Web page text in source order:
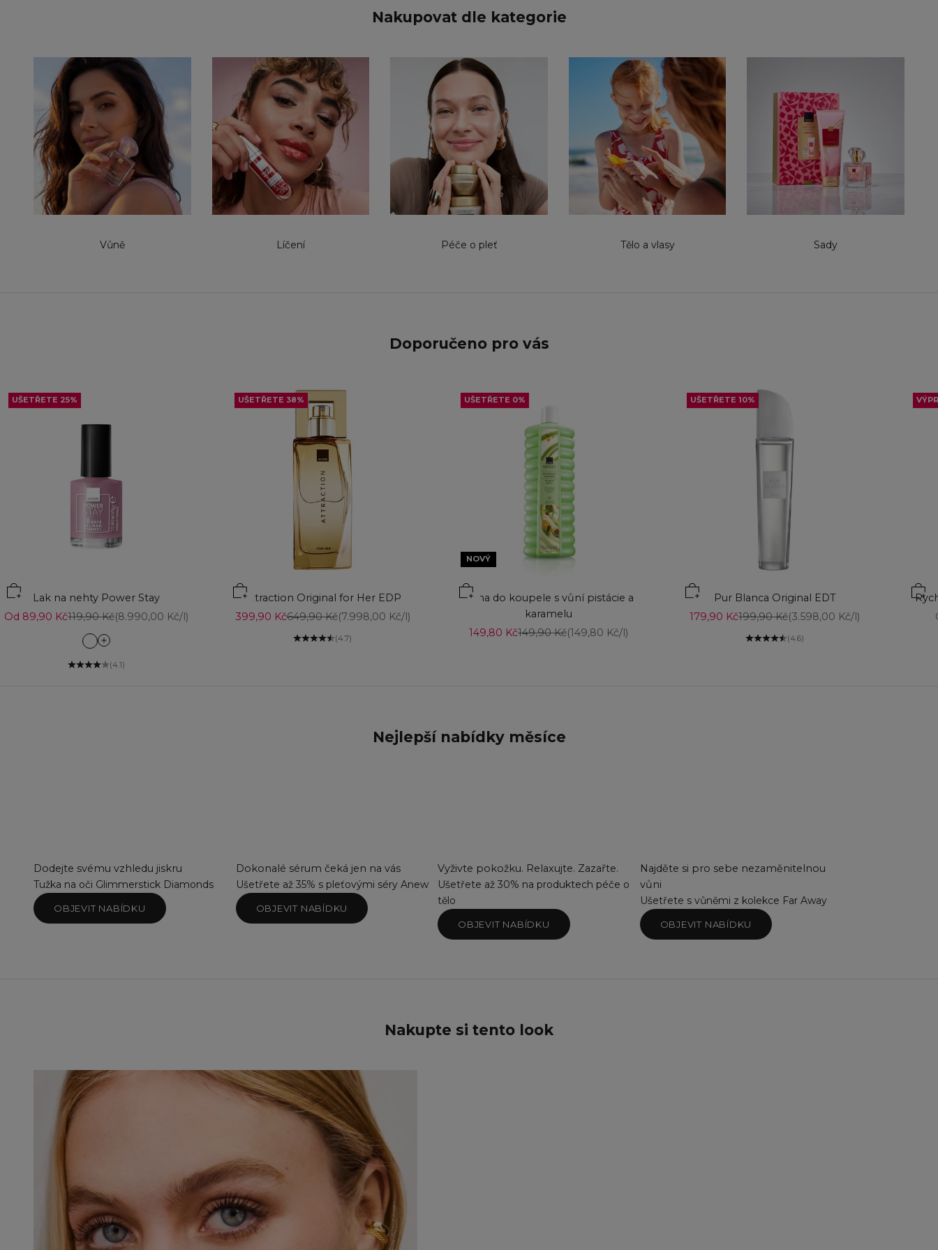
Nakupovat dle kategorie
Vůně Líčení Péče o pleť Tělo a vlasy Sady
Doporučeno pro vás
UŠETŘETE 25%
Přidat do košíku
Lak na nehty Power Stay
Prodejní cena
Od 89,90 KčBěžná cena
119,90 Kč(8.990,00 Kč/l)
Can't Quit Cafe
Cosy Therapy
Private Jet
Pumpkin Spice
Red Is Red
Stay Put Sangria
Sweet Blooms
(4.1)
UŠETŘETE 38%
Attraction Original for Her EDP
Prodejní cena
399,90 KčBěžná cena
649,90 Kč(7.998,00 Kč/l)
(4.7)
UŠETŘETE 0%
NOVÝ
Pěna do koupele s vůní pistácie a
karamelu
Prodejní cena
149,80 KčBěžná cena
149,90 Kč(149,80 Kč/l)
UŠETŘETE 10%
Pur Blanca Original EDT
Prodejní cena
179,90 KčBěžná cena
199,90 Kč(3.598,00 Kč/l)
(4.6)
Nejlepší nabídky měsíce
Dodejte svému vzhledu jiskru
Tužka na oči Glimmerstick Diamonds
OBJEVIT NABÍDKU
Dokonalé sérum čeká jen na vás
Ušetřete až 35% s pleťovými séry Anew
OBJEVIT NABÍDKU
Vyživte pokožku. Relaxujte. Zazařte.
Ušetřete až 30% na produktech péče o
tělo
OBJEVIT NABÍDKU
Najděte si pro sebe nezaměnitelnou
vůni
Ušetřete s vůněmi z kolekce Far Away
OBJEVIT NABÍDKU
Nakupte si tento look